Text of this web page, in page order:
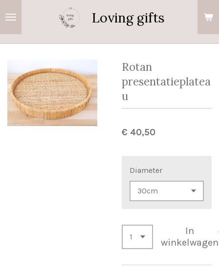
Loving gifts
Rotan
presentatieplatea
u
€ 40,50
Diameter
In
winkelwagen